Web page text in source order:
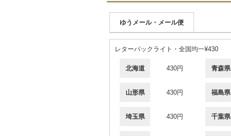
ゆうメール・メール便
レターパックライト・全国均一¥430
北海道 430円 青森県
山形県 430円 福島県
埼玉県 430円 千葉県